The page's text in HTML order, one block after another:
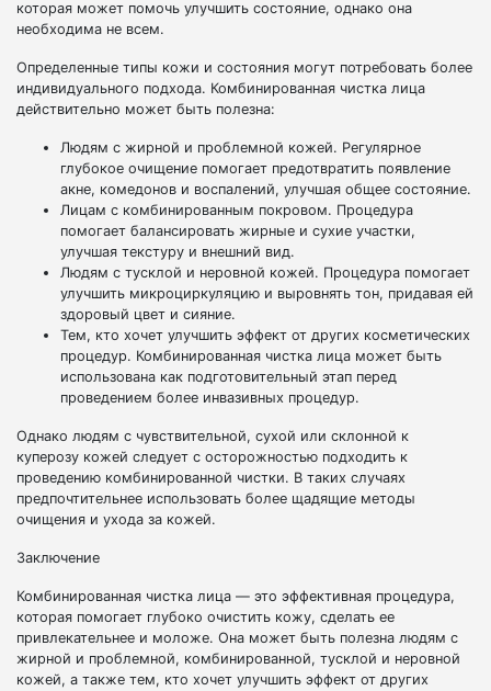
которая может помочь улучшить состояние, однако она
необходима не всем.
Определенные типы кожи и состояния могут потребовать более
индивидуального подхода. Комбинированная чистка лица
действительно может быть полезна:
Людям с жирной и проблемной кожей. Регулярное
глубокое очищение помогает предотвратить появление
акне, комедонов и воспалений, улучшая общее состояние.
Лицам с комбинированным покровом. Процедура
помогает балансировать жирные и сухие участки,
улучшая текстуру и внешний вид.
Людям с тусклой и неровной кожей. Процедура помогает
улучшить микроциркуляцию и выровнять тон, придавая ей
здоровый цвет и сияние.
Тем, кто хочет улучшить эффект от других косметических
процедур. Комбинированная чистка лица может быть
использована как подготовительный этап перед
проведением более инвазивных процедур.
Однако людям с чувствительной, сухой или склонной к
куперозу кожей следует с осторожностью подходить к
проведению комбинированной чистки. В таких случаях
предпочтительнее использовать более щадящие методы
очищения и ухода за кожей.
Заключение
Комбинированная чистка лица — это эффективная процедура,
которая помогает глубоко очистить кожу, сделать ее
привлекательнее и моложе. Она может быть полезна людям с
жирной и проблемной, комбинированной, тусклой и неровной
кожей, а также тем, кто хочет улучшить эффект от других